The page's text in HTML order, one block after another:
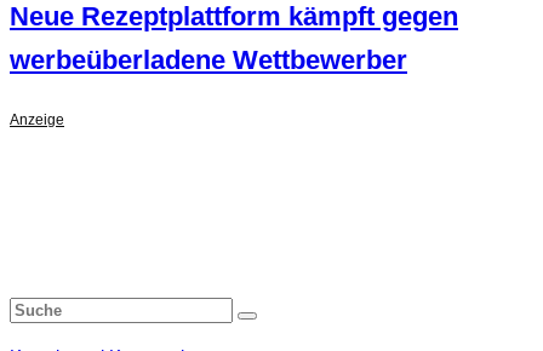
Neue Rezeptplattform kämpft gegen
werbeüberladene Wettbewerber
Anzeige